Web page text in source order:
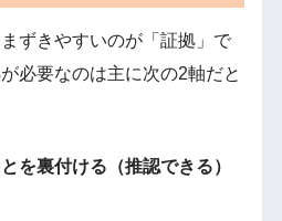
ずきやすいのが「証拠」で
必要なのは主に次の2軸だと
を裏付ける（推認できる）